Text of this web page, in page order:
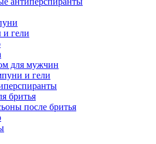
и гели
для мужчин
и гели
бритья
после бритья